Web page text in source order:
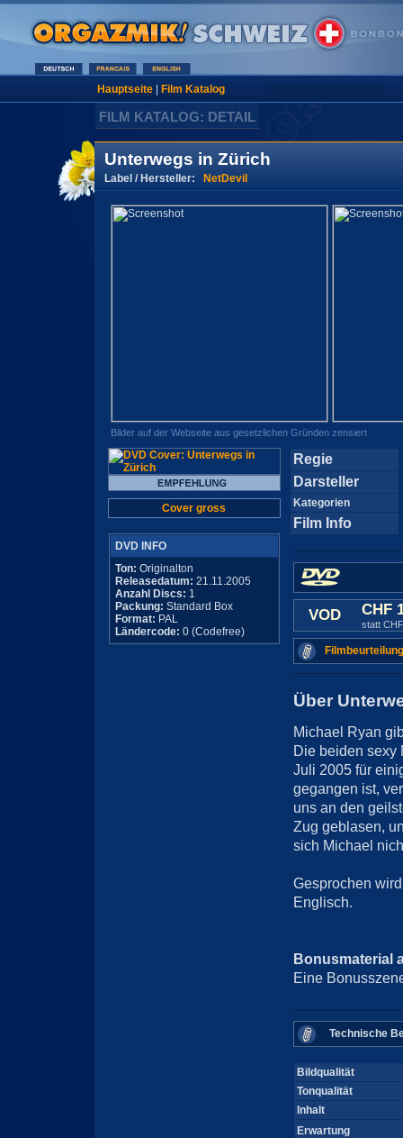
Hauptseite| Film Katalog
FILM KATALOG: DETAIL
Unterwegs in Zürich
Label / Hersteller: NetDevil
Bilder auf der Webseite aus gesetzlichen Gründen zensiert
Cover gross
DVD INFO
Ton: Originalton
Releasedatum: 21.11.2005
Anzahl Discs: 1
Packung: Standard Box
Format: PAL
Ländercode: 0 (Codefree)
Regie
Darsteller
Kategorien
Film Info
VOD CHF
statt
Über
Michael Ryan
Die beiden sexy
Juli 2005 für
gegangen ist,
uns an den
Zug geblasen,
sich Michael
Gesprochen
Englisch.
Bonusmaterial
Eine
Technische
Bildqualität
Tonqualität
Inhalt
Erwartung